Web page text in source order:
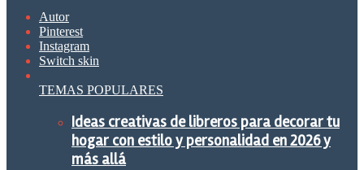
Autor
Pinterest
Instagram
Switch skin
TEMAS POPULARES
Ideas creativas de libreros para decorar tu
hogar con estilo y personalidad en 2026 y
más allá